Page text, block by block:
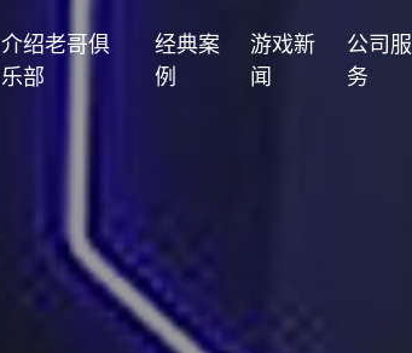
介绍老哥俱
乐部
经典案
例
游戏新
闻
公司服
务